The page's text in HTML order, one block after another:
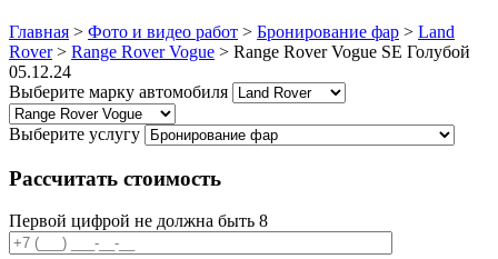
Главная > Фото и видео работ > Бронирование фар > Land
Rover > Range Rover Vogue > Range Rover Vogue SE Голубой
05.12.24
Выберите марку автомобиля
Выберите услугу
Рассчитать стоимость
Первой цифрой не должна быть 8